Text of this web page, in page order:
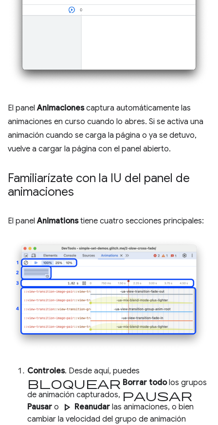
El panelAnimacionescaptura automáticamente las
animaciones en curso cuando lo abres. Si se activa una
animación cuando se carga la página o ya se detuvo,
vuelve a cargar la página con el panel abierto.
Familiarízate con la IU del panel de
animaciones
El panelAnimationstiene cuatro secciones principales:
Controles. Desde aquí, puedes
bloquear Borrar todolos grupos
de animación capturados, pausar
Pausar o play_arrow Reanudar las animaciones, o bien
cambiar la velocidad del grupo de animación